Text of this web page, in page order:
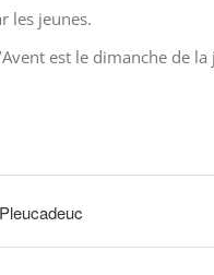
les jeunes.
est le dimanche de la